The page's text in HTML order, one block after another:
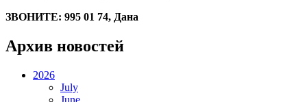
ЗВОНИТЕ: 995 01 74, Дана
Архив новостей
2026
July
June